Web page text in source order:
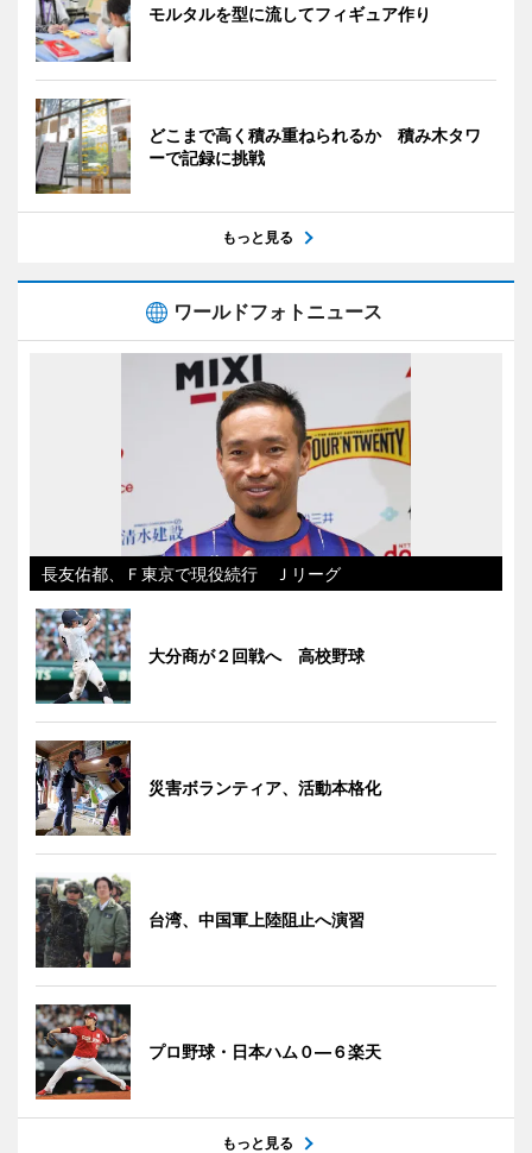
モルタルを型に流してフィギュア作り
どこまで高く積み重ねられるか 積み木タワ
ーで記録に挑戦
もっと見る
ワールドフォトニュース
長友佑都、Ｆ東京で現役続行 Ｊリーグ
大分商が２回戦へ 高校野球
災害ボランティア、活動本格化
台湾、中国軍上陸阻止へ演習
プロ野球・日本ハム０―６楽天
もっと見る